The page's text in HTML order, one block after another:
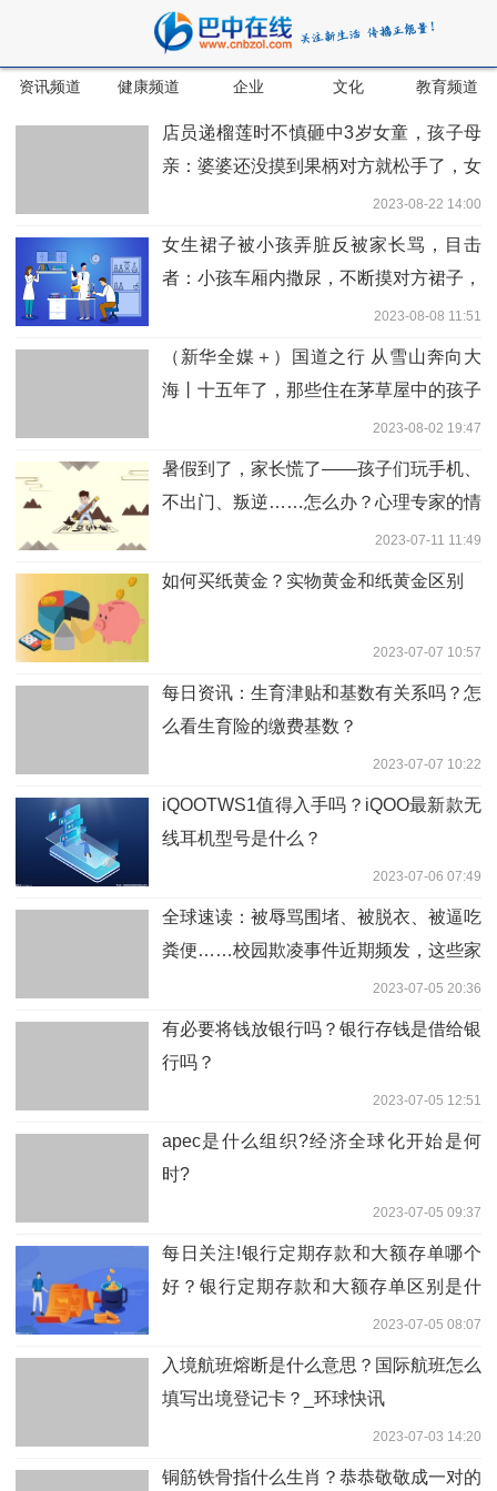
资讯频道 健康频道 企业 文化 教育频道
店员递榴莲时不慎砸中3岁女童，孩子母
亲：婆婆还没摸到果柄对方就松手了，女
2023-08-22 14:00
女生裙子被小孩弄脏反被家长骂，目击
者：小孩车厢内撒尿，不断摸对方裙子，
2023-08-08 11:51
（新华全媒＋）国道之行 从雪山奔向大
海丨十五年了，那些住在茅草屋中的孩子
2023-08-02 19:47
暑假到了，家长慌了——孩子们玩手机、
不出门、叛逆……怎么办？心理专家的情
2023-07-11 11:49
如何买纸黄金？实物黄金和纸黄金区别
2023-07-07 10:57
每日资讯：生育津贴和基数有关系吗？怎
么看生育险的缴费基数？
2023-07-07 10:22
iQOOTWS1值得入手吗？iQOO最新款无
线耳机型号是什么？
2023-07-06 07:49
全球速读：被辱骂围堵、被脱衣、被逼吃
粪便……校园欺凌事件近期频发，这些家
2023-07-05 20:36
有必要将钱放银行吗？银行存钱是借给银
行吗？
2023-07-05 12:51
apec是什么组织?经济全球化开始是何
时?
2023-07-05 09:37
每日关注!银行定期存款和大额存单哪个
好？银行定期存款和大额存单区别是什
2023-07-05 08:07
入境航班熔断是什么意思？国际航班怎么
填写出境登记卡？_环球快讯
2023-07-03 14:20
铜筋铁骨指什么生肖？恭恭敬敬成一对的